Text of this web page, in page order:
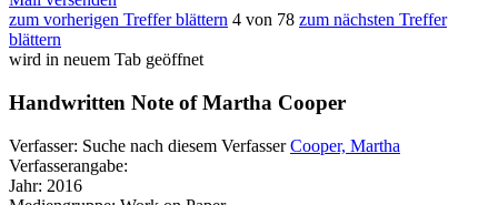
zum vorherigen Treffer blättern 4 von 78 zum nächsten Treffer
blättern
wird in neuem Tab geöffnet
Handwritten Note of Martha Cooper
Verfasser: Suche nach diesem Verfasser Cooper, Martha
Verfasserangabe:
Jahr: 2016